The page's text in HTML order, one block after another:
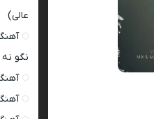
عالی)
نگو